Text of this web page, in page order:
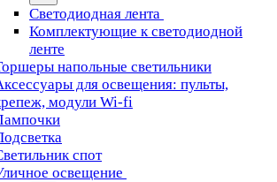
Светодиодная лента
Комплектующие к светодиодной
ленте
напольные светильники
для освещения: пульты,
модули Wi-fi
спот
освещение